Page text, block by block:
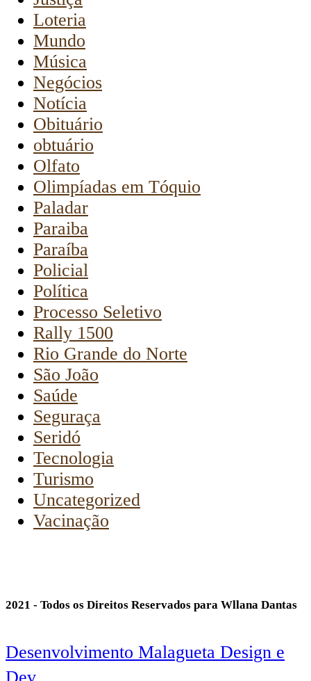
Loteria
Mundo
Música
Negócios
Notícia
Obituário
obtuário
Olfato
Olimpíadas em Tóquio
Paladar
Paraiba
Paraíba
Policial
Política
Processo Seletivo
Rally 1500
Rio Grande do Norte
São João
Saúde
Seguraça
Seridó
Tecnologia
Turismo
Uncategorized
Vacinação
2021 - Todos os Direitos Reservados para Wllana Dantas
Desenvolvimento Malagueta Design e